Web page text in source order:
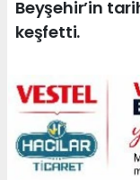
Beyşehir’in
keşfetti.